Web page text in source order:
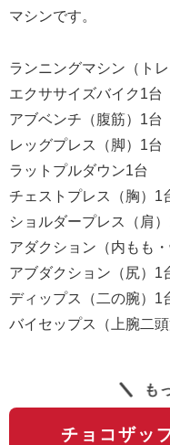
マシンです。
ランニングマシン（ト
エクササイズバイク1台
アブベンチ（腹筋）1台
レッグプレス（脚）1台
ラットプルダウン1台
チェストプレス（胸）1
ショルダープレス（肩
アダクション（内もも
アブダクション（尻）1
ディップス（二の腕）1
バイセップス（上腕二
も
チョコザッ